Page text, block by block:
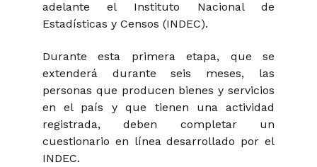
adelante el Instituto Nacional de
Estadísticas y Censos (INDEC).
Durante esta primera etapa, que se
extenderá durante seis meses, las
personas que producen bienes y servicios
en el país y que tienen una actividad
registrada, deben completar un
cuestionario en línea desarrollado por el
INDEC.